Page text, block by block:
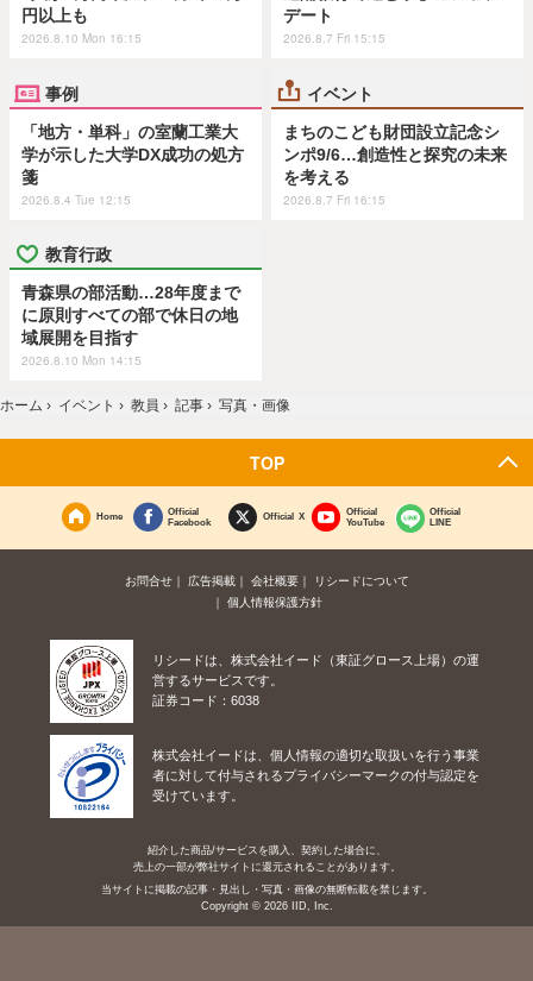
円以上も
2026.8.10 Mon 16:15
デート
2026.8.7 Fri 15:15
事例
「地方・単科」の室蘭工業大
学が示した大学DX成功の処方
箋
2026.8.4 Tue 12:15
イベント
まちのこども財団設立記念シ
ンポ9/6…創造性と探究の未来
を考える
2026.8.7 Fri 16:15
教育行政
青森県の部活動…28年度まで
に原則すべての部で休日の地
域展開を目指す
2026.8.10 Mon 14:15
ホーム › イベント › 教員 › 記事 › 写真・画像
TOP
Home
Official
Facebook
Official X
Official
YouTube
Official
LINE
お問合せ 広告掲載 会社概要
リシードについて
個人情報保護方針
リシードは、株式会社イード（東証グロース上場）の運
営するサービスです。
証券コード：6038
株式会社イードは、個人情報の適切な取扱いを行う事業
者に対して付与されるプライバシーマークの付与認定を
受けています。
紹介した商品/サービスを購入、契約した場合に、
売上の一部が弊社サイトに還元されることがあります。
当サイトに掲載の記事・見出し・写真・画像の無断転載を禁じます。
Copyright © 2026 IID, Inc.